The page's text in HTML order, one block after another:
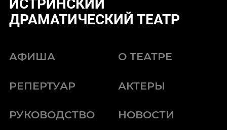
ИСТРИНСКИЙ
ДРАМАТИЧЕСКИЙ ТЕАТР
АФИША О ТЕАТРЕ
РЕПЕРТУАР АКТЕРЫ
РУКОВОДСТВО НОВОСТИ